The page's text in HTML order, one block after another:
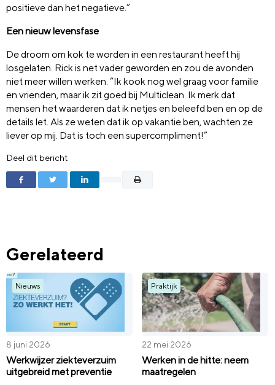
positieve dan het negatieve.”
Een nieuw levensfase
De droom om kok te worden in een restaurant heeft hij
losgelaten. Rick is net vader geworden en zou de avonden
niet meer willen werken. “Ik kook nog wel graag voor familie
en vrienden, maar ik zit goed bij Multiclean. Ik merk dat
mensen het waarderen dat ik netjes en beleefd ben en op de
details let. Als ze weten dat ik op vakantie ben, wachten ze
liever op mij. Dat is toch een supercompliment!”
Deel dit bericht
Gerelateerd
Nieuws
8 juni 2026
Werkwijzer ziekteverzuim
uitgebreid met preventie
Praktijk
22 mei 2026
Werken in de hitte: neem
maatregelen